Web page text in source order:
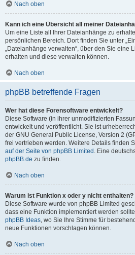
Nach oben
Kann ich eine Übersicht all meiner
Um eine Liste all Ihrer Dateianhänge zu
persönlichen Bereich. Dort finden Sie unter
„Dateianhänge verwalten“, über den Sie eine
erhalten und diese verwalten können.
Nach oben
phpBB betreffende Fragen
Wer hat diese Forensoftware entwickelt?
Diese Software (in ihrer unmodifizierten
entwickelt und veröffentlicht. Sie ist
der GNU General Public License, Version 2
frei vertrieben werden. Weitere Details finden
auf der Seite von phpBB Limited . Eine
phpBB.de zu finden.
Nach oben
Warum ist Funktion x oder y nicht enthalten?
Diese Software wurde von phpBB Limited
dass eine Funktion implementiert werden
phpBB Ideas, wo Sie Ihre Stimme für
neue Funktionen vorschlagen können.
Nach oben